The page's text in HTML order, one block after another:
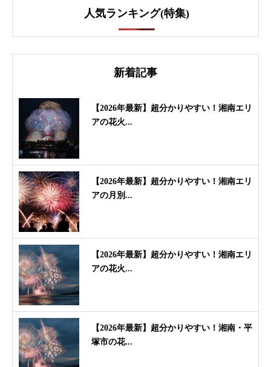
人気ランキング(特集)
新着記事
【2026年最新】超分かりやすい！湘南エリ
アの花火...
【2026年最新】超分かりやすい！湘南エリ
アの月別...
【2026年最新】超分かりやすい！湘南エリ
アの花火...
【2026年最新】超分かりやすい！湘南・平
塚市の花...